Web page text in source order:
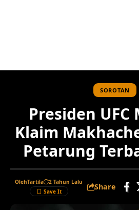
SOROTAN
Presiden
Klaim
Petarung
OlehTartila 2 Tahun Lalu Share